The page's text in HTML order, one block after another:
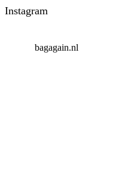
Instagram
bagagain.nl